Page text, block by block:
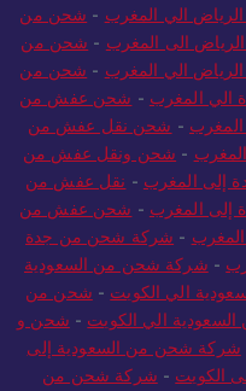
الي المغرب - شحن من
الى المغرب - شحن من
الي المغرب - شحن من
المغرب - شحن عفش من
- شحن نقل عفش من
- شحن ونقل عفش من
إلى المغرب - نقل عفش من
المغرب - شحن عفش من
- شركة شحن من جدة
- شركة شحن من السعودية
الي الكويت - شحن من
الي الكويت - شحن و
شركة شحن من السعودية إلى
الكويت - شركة شحن من